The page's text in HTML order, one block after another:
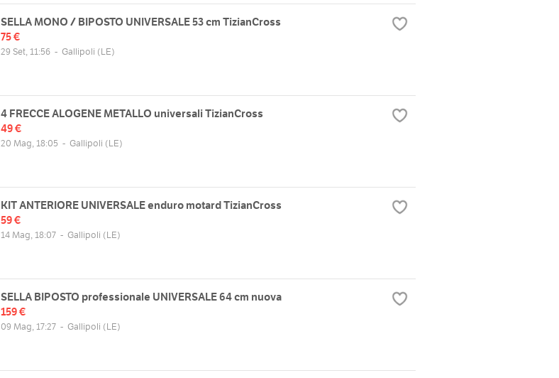
SELLA MONO / BIPOSTO UNIVERSALE 53 cm TizianCross
75 €
29 Set, 11:56 - Gallipoli (LE)
4 FRECCE ALOGENE METALLO universali TizianCross
49 €
20 Mag, 18:05 - Gallipoli (LE)
KIT ANTERIORE UNIVERSALE enduro motard TizianCross
59 €
14 Mag, 18:07 - Gallipoli (LE)
SELLA BIPOSTO professionale UNIVERSALE 64 cm nuova
159 €
09 Mag, 17:27 - Gallipoli (LE)